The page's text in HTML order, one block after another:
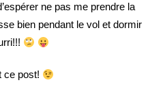
ne pas me prendre la
bien pendant le vol et dormir
ce post!